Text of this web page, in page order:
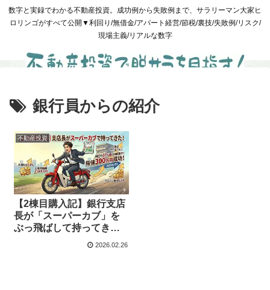
数字と実録でわかる不動産投資。成功例から失敗例まで、サラリーマン大家ヒ
ロリンゴがすべて公開▼利回り/無借金/アパート経営/節税/裏技/失敗例/リスク/
現場主義/リアルな数字
銀行員からの紹介
不動産投資
【2棟目購入記】銀行支店
長が「スーパーカブ」を
ぶっ飛ばして持ってき
た、利回り17％超の相続
2026.02.26